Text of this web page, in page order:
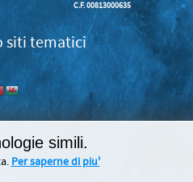
C.F. 00813000635
siti tematici
simili.
Per saperne di piu'